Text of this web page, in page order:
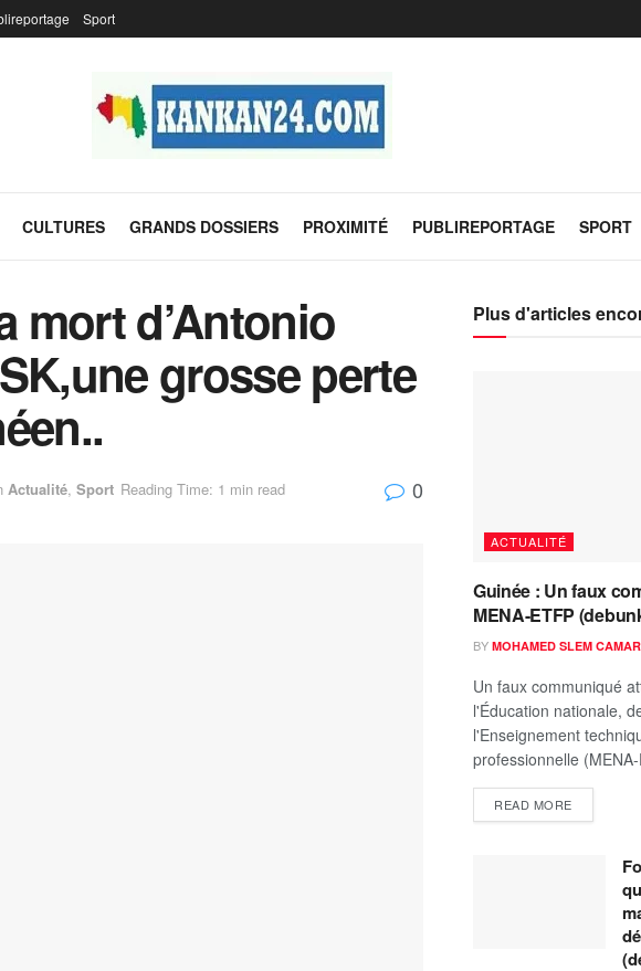
Sport
CULTURES GRANDS DOSSIERS PROXIMITÉ PUBLIREPORTAGE SPORT
mort d’Antonio
grosse perte
Actualité, Sport Reading Time: 1 min read 0
Plus d'articles
ACTUALITÉ
Guinée : Un faux
MENA-ETFP
BY MOHAMED SLEM
Un faux communiqué
l'Éducation nationale,
l'Enseignement
professionnelle
READ MORE